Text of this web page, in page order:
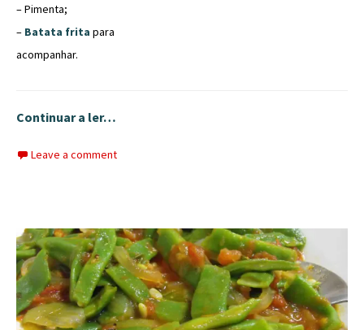
– Pimenta;
– Batata frita para
acompanhar.
Continuar a ler…
Leave a comment